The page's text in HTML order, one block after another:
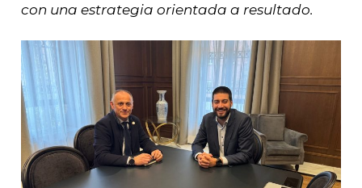
con una estrategia orientada a resultado.